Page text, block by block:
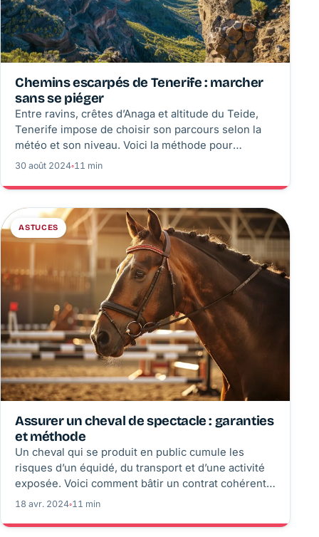
Chemins escarpés de Tenerife : marcher
sans se piéger
Entre ravins, crêtes d’Anaga et altitude du Teide,
Tenerife impose de choisir son parcours selon la
météo et son niveau. Voici la méthode pour
préparer une sortie sûre, connaître les accès
30 août 2024◦11 min
ASTUCES
Assurer un cheval de spectacle : garanties
et méthode
Un cheval qui se produit en public cumule les
risques d’un équidé, du transport et d’une activité
exposée. Voici comment bâtir un contrat cohérent,
déclarer précisément la pratique et préparer un
18 avr. 2024◦11 min